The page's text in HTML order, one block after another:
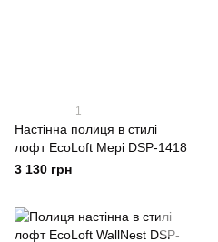
1
Настінна полиця в стилі
лофт EcoLoft Мері DSP-1418
3 130 грн